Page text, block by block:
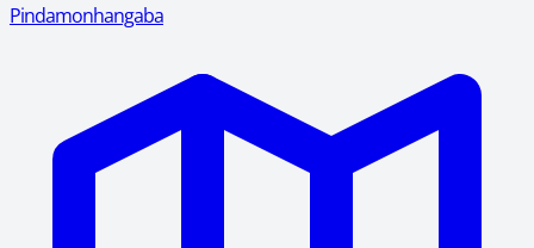
Pindamonhangaba